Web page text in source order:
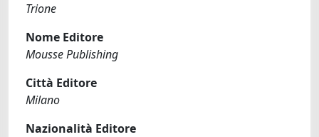
Trione
Nome Editore
Mousse Publishing
Città Editore
Milano
Nazionalità Editore